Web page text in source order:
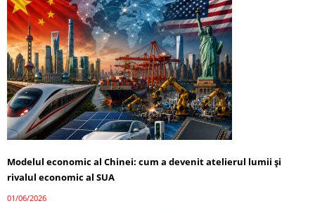
Modelul economic al Chinei: cum a devenit atelierul lumii și
rivalul economic al SUA
01/06/2026